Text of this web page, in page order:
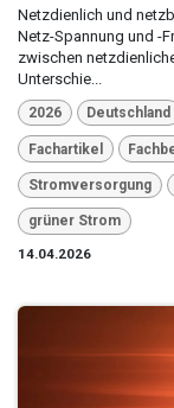
Netzdienlich und
Netz-Spannung und -
zwischen
Unterschie...
2026 Deutschland
Fachartikel
Stromversorgung
grüner Strom
14.04.2026